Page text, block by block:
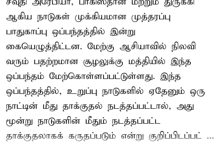
ஆகிய நாடுகள் முக்கியமான முத்தரப்பு
பாதுகாப்பு ஒப்பந்தத்தில் இன்று
கையெழுத்திட்டன. மேற்கு ஆசியாவில் நிலவி
வரும் பதற்றமான சூழலுக்கு மத்தியில் இந்த
ஒப்பந்தம் மேற்கொள்ளப்பட்டுள்ளது. இந்த
ஒப்பந்தத்தில், உறுப்பு நாடுகளில் ஏதேனும் ஒரு
நாட்டின் மீது தாக்குதல் நடத்தப்பட்டால், அது
மூன்று நாடுகளின் மீதும் நடத்தப்பட்ட
தாக்குதலாகக் கருதப்படும் என்று குறிப்பிடப்பட் ...